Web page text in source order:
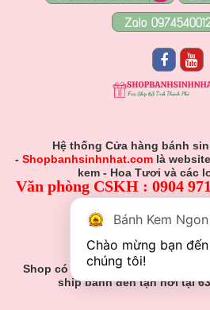
Zalo
Hệ thống Cửa hàng bánh
- Shopbanhsinhnhat.com là
kem - Hoa Tươi và các
Văn phòng CSKH : 0904
Hỗ Trợ Viên
0904 971 012 -
Gmail:
Shop có nhận đơn đặt hàng theo
ship bánh đến tận nơi tại
Bánh Kem
Chào mừng bạn
chúng tôi!